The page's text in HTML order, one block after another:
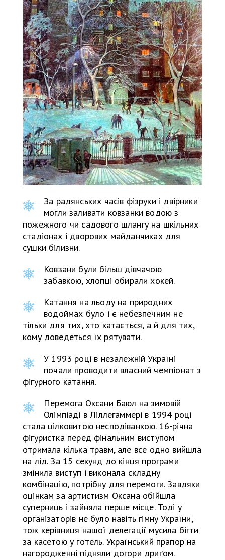
За радянських часів фізруки і двірники
могли заливати ковзанки водою з
пожежного чи садового шлангу на шкільних
стадіонах і дворових майданчиках для
сушки білизни.
Ковзани були більш дівчачою
забавкою, хлопці обирали хокей.
Катання на льоду на природних
водоймах було і є небезпечним не
тільки для тих, хто катається, а й для тих,
кому доведеться їх рятувати.
У 1993 році в незалежній Україні
почали проводити власний чемпіонат з
фігурного катання.
Перемога Оксани Баюл на зимовій
Олімпіаді в Ліллегаммері в 1994 році
стала цілковитою несподіванкою. 16-річна
фігуристка перед фінальним виступом
отримала кілька травм, але все одно вийшла
на лід. За 15 секунд до кінця програми
змінила виступ і виконала складну
комбінацію, потрібну для перемоги. Завдяки
оцінкам за артистизм Оксана обійшла
суперниць і зайняла перше місце. Тоді у
організаторів не було навіть гімну України,
тож керівниця нашої делегації мусила бігти
за касетою у готель. Український прапор на
нагородженні підняли догори дриґом.